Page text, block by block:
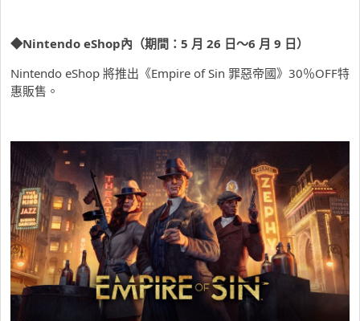
◆Nintendo eShop內（期間： 5 月 26 日～6 月 9 日）
Nintendo eShop 將推出《Empire of Sin 罪惡帝國》30％OFF特
惠販售。